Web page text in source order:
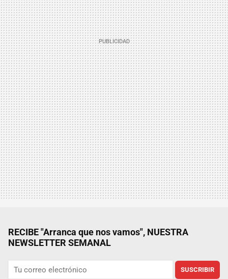
RECIBE "Arranca que nos vamos", NUESTRA
NEWSLETTER SEMANAL
SUSCRIBIR